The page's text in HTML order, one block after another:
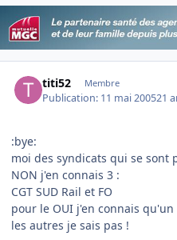
titi52 Membre
Publication: 11 mai 200521
:bye:
moi des syndicats qui se
NON j'en connais 3 :
CGT SUD Rail et FO
pour le OUI j'en connais qu'un
les autres je sais pas !